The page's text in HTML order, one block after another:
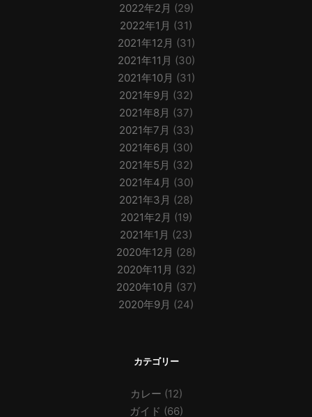
2022年2月 (29)
2022年1月 (31)
2021年12月 (31)
2021年11月 (30)
2021年10月 (31)
2021年9月 (32)
2021年8月 (37)
2021年7月 (33)
2021年6月 (30)
2021年5月 (32)
2021年4月 (30)
2021年3月 (28)
2021年2月 (19)
2021年1月 (23)
2020年12月 (28)
2020年11月 (32)
2020年10月 (37)
2020年9月 (24)
カテゴリー
カレー (12)
ガイド (66)